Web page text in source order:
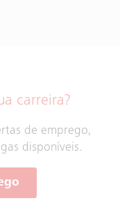
carreira?
de emprego,
disponíveis.